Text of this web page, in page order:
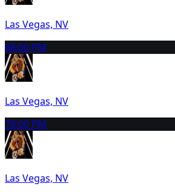
Las Vegas, NV
68:00 PM
Las Vegas, NV
78:00 PM
Las Vegas, NV